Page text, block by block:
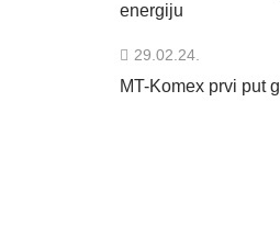
energiju
29.02.24.
MT-Komex prvi put